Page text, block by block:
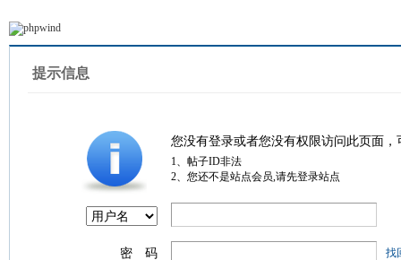
提示信息
您没有登录或者您没有权限访问此页面
1、帖子ID非法
2、您还不是站点会员,请先登录站点
密 码 找